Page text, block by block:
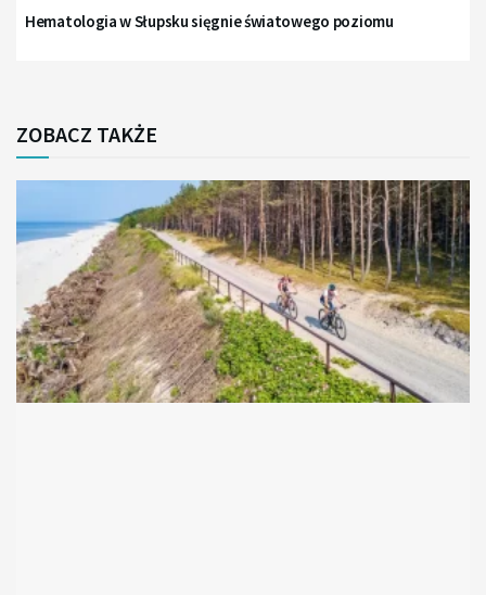
Hematologia w Słupsku sięgnie światowego poziomu
ZOBACZ TAKŻE